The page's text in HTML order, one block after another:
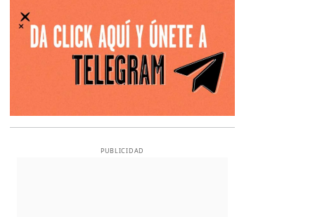
PUBLICIDAD